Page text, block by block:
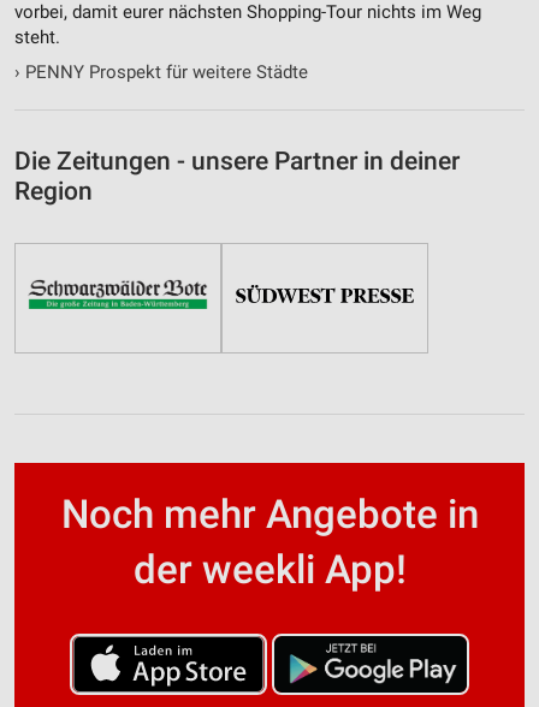
vorbei, damit eurer nächsten Shopping-Tour nichts im Weg
steht.
› PENNY Prospekt für weitere Städte
Die Zeitungen - unsere Partner in deiner
Region
Noch mehr Angebote in
der weekli App!